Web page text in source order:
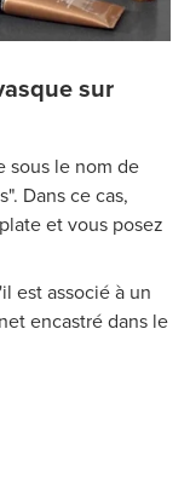
sur
sous le nom de
Dans ce cas,
et vous posez
est associé à un
encastré dans le